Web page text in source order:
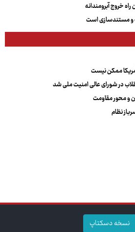
خروج آبرومندانه
و مستندسازی است
ممکن نیست
در شورای عالی امنیت ملی شد
و محور مقاومت
نظام
نسخه دسکتاپ